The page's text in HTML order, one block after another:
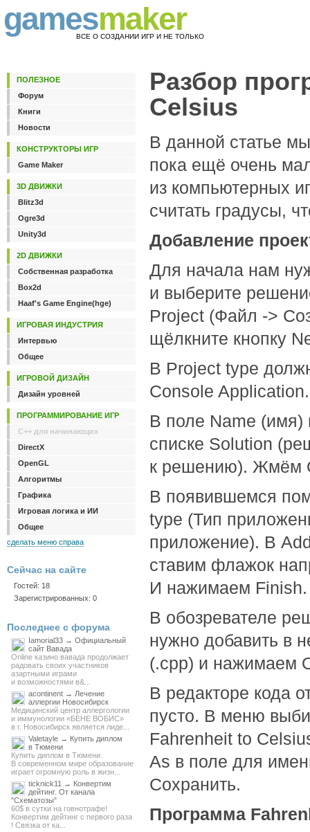
gamesmaker
ВСЕ О СОЗДАНИИ ИГР И НЕ ТОЛЬКО
Разбор
Celsius
В данной статье
пока ещё очень
из компьютерных
считать градусы,
Добавление
Для начала нам
и выберите
Project (Файл ->
щёлкните кнопку
В Project type
Console Application.
В поле Name
списке Solution
к решению). Жмём
В появившемся
type (Тип
приложение). В
ставим флажок
И нажимаем Finish.
В обозревателе
нужно добавить в
(.cpp) и нажимаем
В редакторе кода
пусто. В меню
Fahrenheit to
As в поле для
Сохранить.
Программа
ПОЛЕЗНОЕ
Форум
Книги
Новости
КОНСТРУКТОРЫ ИГР
Game Maker
3D ДВИЖКИ
Blitz3d
Ogre3d
Unity3d
2D ДВИЖКИ
Собственная разработка
Box2d
Haaf's Game Engine(hge)
ИГРОВАЯ ИНДУСТРИЯ
Интервью
Общее
ИГРОВОЙ ДИЗАЙН
Дизайн уровней
ПРОГРАММИРОВАНИЕ ИГР
C++ для начинающих
DirectX
OpenGL
Алгоритмы
Графика
Игровая логика и ИИ
Общее
сделать меню справа
Сейчас на сайте
Гостей: 18
Зарегистрированных: 0
Последнее с форума
Iamorial33 → Официальный
сайт Вавада
Online казино вавада продолжает
радовать своих участников
азартными играми
и возможностями в&...
acontinent → Лечение
аллергии Новосибирск
Медицинский центр аллергологии
и иммунологии «БЕНЕ ВОБИС»
в г. Новосибирск является лиде...
Valetayle → Купить диплом
в Тюмени
Купить диплом в Тюмени.
В современном мире образование
играет огромную роль в жизн...
ticknick11 → Конвертим
дейтинг. От канала
"Схематозы"
60$ в сутки на говнотрафе!
Конвертим дейтинг с первого раза
! Связка от ка...